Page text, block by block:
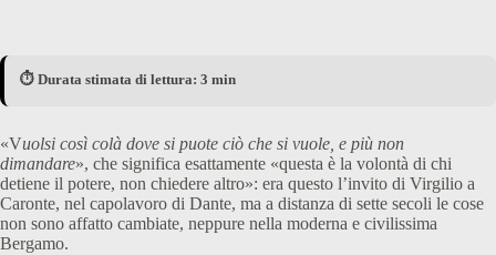
⏱️ Durata stimata di lettura: 3 min
«Vuolsi così colà dove si puote ciò che si vuole, e più non
dimandare», che significa esattamente «questa è la volontà di chi
detiene il potere, non chiedere altro»: era questo l’invito di Virgilio a
Caronte, nel capolavoro di Dante, ma a distanza di sette secoli le cose
non sono affatto cambiate, neppure nella moderna e civilissima
Bergamo.